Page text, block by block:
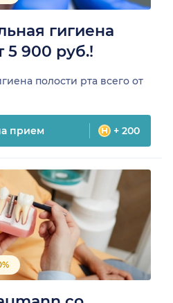
гигиена
5 900 руб.!
полости рта всего от
прием + 200